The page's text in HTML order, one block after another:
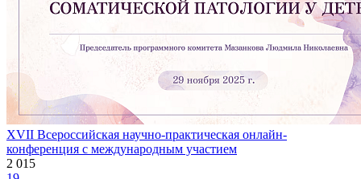
XVII Всероссийская научно-практическая онлайн-
конференция с международным участием
2 015